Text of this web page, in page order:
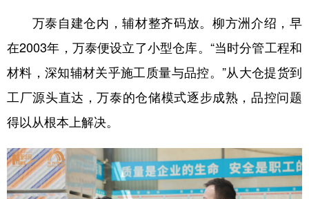
万泰自建仓内，辅材整齐码放。柳方洲介绍，早
在2003年，万泰便设立了小型仓库。“当时分管工程和
材料，深知辅材关乎施工质量与品控。”从大仓提货到
工厂源头直达，万泰的仓储模式逐步成熟，品控问题
得以从根本上解决。